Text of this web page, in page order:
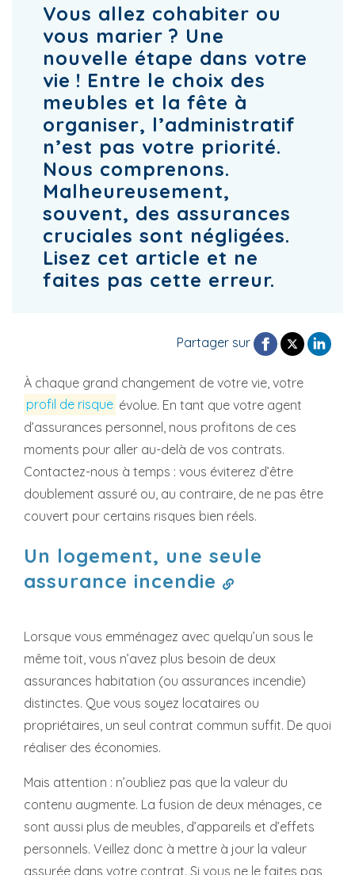
Vous allez cohabiter ou
vous marier ? Une
nouvelle étape dans votre
vie ! Entre le choix des
meubles et la fête à
organiser, l’administratif
n’est pas votre priorité.
Nous comprenons.
Malheureusement,
souvent, des assurances
cruciales sont négligées.
Lisez cet article et ne
faites pas cette erreur.
Partager sur
À chaque grand changement de votre vie, votre
profil de risque évolue. En tant que votre agent
d’assurances personnel, nous profitons de ces
moments pour aller au-delà de vos contrats.
Contactez-nous à temps : vous éviterez d’être
doublement assuré ou, au contraire, de ne pas être
couvert pour certains risques bien réels.
Un logement, une seule
assurance incendie
Lorsque vous emménagez avec quelqu’un sous le
même toit, vous n’avez plus besoin de deux
assurances habitation (ou assurances incendie)
distinctes. Que vous soyez locataires ou
propriétaires, un seul contrat commun suffit. De quoi
réaliser des économies.
Mais attention : n’oubliez pas que la valeur du
contenu augmente. La fusion de deux ménages, ce
sont aussi plus de meubles, d’appareils et d’effets
personnels. Veillez donc à mettre à jour la valeur
assurée dans votre contrat. Si vous ne le faites pas,